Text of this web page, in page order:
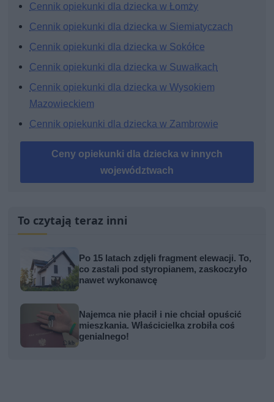
Cennik opiekunki dla dziecka w Łomży
Cennik opiekunki dla dziecka w Siemiatyczach
Cennik opiekunki dla dziecka w Sokółce
Cennik opiekunki dla dziecka w Suwałkach
Cennik opiekunki dla dziecka w Wysokiem
Mazowieckiem
Cennik opiekunki dla dziecka w Zambrowie
Ceny opiekunki dla dziecka w innych
województwach
To czytają teraz inni
Po 15 latach zdjęli fragment elewacji. To,
co zastali pod styropianem, zaskoczyło
nawet wykonawcę
Najemca nie płacił i nie chciał opuścić
mieszkania. Właścicielka zrobiła coś
genialnego!